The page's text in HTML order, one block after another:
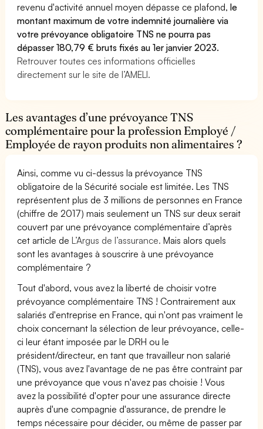
revenu d'activité annuel moyen dépasse ce plafond,le
montant maximum de votre indemnité journalière via
votre prévoyance obligatoire TNS ne pourra pas
dépasser 180,79 € bruts fixés au 1er janvier 2023.
Retrouver toutes ces informations officielles
directement sur le site de l’AMELI.
Les avantages d’une prévoyance TNS
complémentaire pour la profession Employé /
Employée de rayon produits non alimentaires ?
Ainsi, comme vu ci-dessus la prévoyance TNS
obligatoire de la Sécurité sociale est limitée. Les TNS
représentent plus de 3 millions de personnes en France
(chiffre de 2017) mais seulement un TNS sur deux serait
couvert par une prévoyance complémentaire d’après
cet article deL’Argus de l’assurance. Mais alors quels
sont les avantages à souscrire à une prévoyance
complémentaire ?
Tout d'abord, vous avez la liberté de choisir votre
prévoyance complémentaire TNS ! Contrairement aux
salariés d'entreprise en France, qui n'ont pas vraiment le
choix concernant la sélection de leur prévoyance, celle-
ci leur étant imposée par le DRH ou le
président/directeur, en tant que travailleur non salarié
(TNS), vous avez l'avantage de ne pas être contraint par
une prévoyance que vous n'avez pas choisie ! Vous
avez la possibilité d'opter pour une assurance directe
auprès d'une compagnie d'assurance, de prendre le
temps nécessaire pour décider, ou même de passer par